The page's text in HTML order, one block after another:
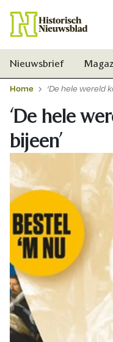
Nieuwsbrief
Home ‘De hele wereld
‘De hele
bijeen’